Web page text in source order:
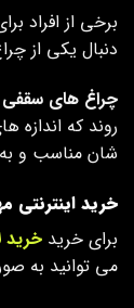
برخی از افراد
دنبال یکی از
چراغ های سقفی
روند که اندازه
شان مناسب و
خرید اینترنتی
برای خرید
می ‌توانید به